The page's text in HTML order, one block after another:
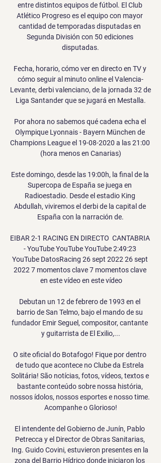
entre distintos equipos de fútbol. El Club
Atlético Progreso es el equipo con mayor
cantidad de temporadas disputadas en
Segunda División con 50 ediciones
disputadas.
Fecha, horario, cómo ver en directo en TV y
cómo seguir al minuto online el Valencia-
Levante, derbi valenciano, de la jornada 32 de
Liga Santander que se jugará en Mestalla.
Por ahora no sabemos qué cadena echa el
Olympique Lyonnais - Bayern München de
Champions League el 19-08-2020 a las 21:00
(hora menos en Canarias)
Este domingo, desde las 19:00h, la final de la
Supercopa de España se juega en
Radioestadio. Desde el estadio King
Abdullah, viviremos el derbi de la capital de
España con la narración de.
EIBAR 2-1 RACING EN DIRECTO  CANTABRIA
- YouTube YouTube YouTube 2:49:23
YouTube DatosRacing 26 sept 2022 26 sept
2022 7 momentos clave 7 momentos clave
en este vídeo en este vídeo
Debutan un 12 de febrero de 1993 en el
barrio de San Telmo, bajo el mando de su
fundador Emir Seguel, compositor, cantante
y guitarrista de El Exilio,...
O site oficial do Botafogo! Fique por dentro
de tudo que acontece no Clube da Estrela
Solitária! São notícias, fotos, vídeos, textos e
bastante conteúdo sobre nossa história,
nossos ídolos, nossos esportes e nosso time.
Acompanhe o Glorioso!
El intendente del Gobierno de Junín, Pablo
Petrecca y el Director de Obras Sanitarias,
Ing. Guido Covini, estuvieron presentes en la
zona del Barrio Hídrico donde iniciaron los